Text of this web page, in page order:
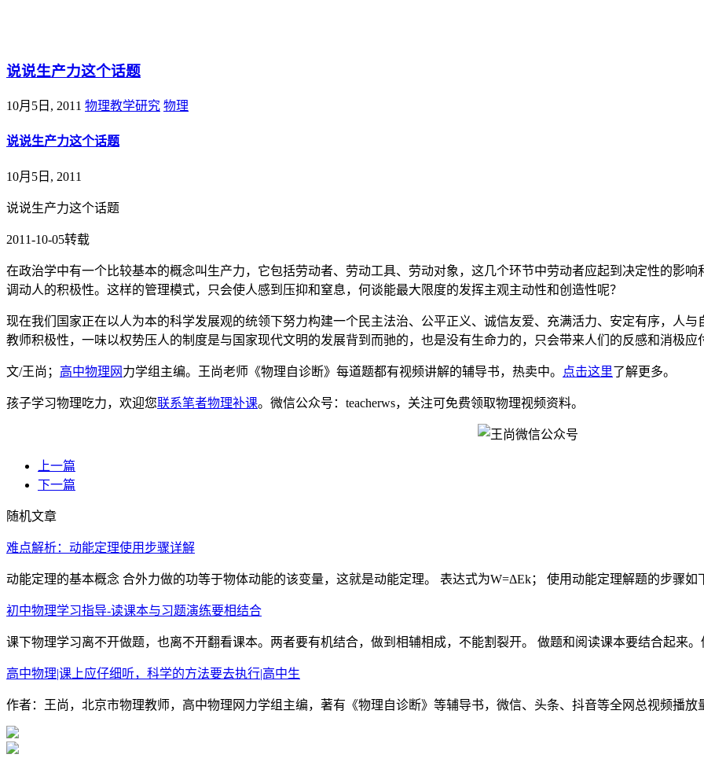
说说生产力这个话题
10月5日, 2011 物理教学研究 物理
说说生产力这个话题
10月5日, 2011
说说生产力这个话题
2011-10-05转载
在政治学中有一个比较基本的概念叫生产力，它包括劳动者、劳动工具、劳动对象，这几个环节中劳动者应起到决定性的影
调动人的积极性。这样的管理模式，只会使人感到压抑和窒息，何谈能最大限度的发挥主观主动性和创造性呢？
现在我们国家正在以人为本的科学发展观的统领下努力构建一个民主法治、公平正义、诚信友爱、充满活力、安定有序，人
教师积极性，一味以权势压人的制度是与国家现代文明的发展背到而驰的，也是没有生命力的，只会带来人们的反感和消极应
文/王尚； 高中物理网 力学组主编。王尚老师《物理自诊断》每道题都有视频讲解的辅导书，热卖中。 点击这里了解更多。
孩子学习物理吃力，欢迎您联系笔者物理补课。微信公众号：teacherws，关注可免费领取物理视频资料。
上一篇
下一篇
随机文章
难点解析：动能定理使用步骤详解
动能定理的基本概念 合外力做的功等于物体动能的该变量，这就是动能定理。 表达式为W=ΔEk； 使用动能定理解题的步骤如
初中物理学习指导-读课本与习题演练要相结合
课下物理学习离不开做题，也离不开翻看课本。两者要有机结合，做到相辅相成，不能割裂开。 做题和阅读课本要结合起来。
高中物理|课上应仔细听，科学的方法要去执行|高中生
作者：王尚，北京市物理教师，高中物理网力学组主编，著有《物理自诊断》等辅导书，微信、头条、抖音等全网总视频播放